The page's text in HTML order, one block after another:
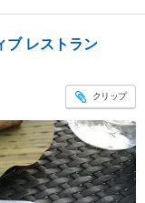
ブ レストラン
クリップ